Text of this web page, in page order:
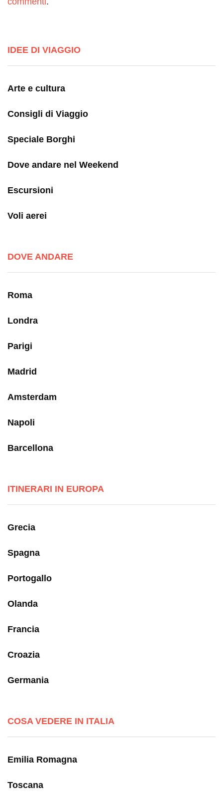
IDEE DI VIAGGIO
Arte e cultura
Consigli di Viaggio
Speciale Borghi
Dove andare nel Weekend
Escursioni
Voli aerei
DOVE ANDARE
Roma
Londra
Parigi
Madrid
Amsterdam
Napoli
Barcellona
ITINERARI IN EUROPA
Grecia
Spagna
Portogallo
Olanda
Francia
Croazia
Germania
COSA VEDERE IN ITALIA
Emilia Romagna
Toscana